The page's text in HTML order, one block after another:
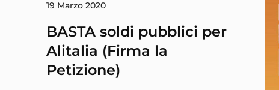
19 Marzo 2020
BASTA soldi pubblici per
Alitalia (Firma la
Petizione)